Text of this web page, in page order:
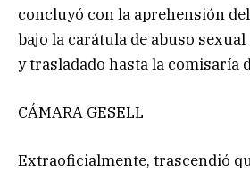
concluyó con la aprehensión
bajo la carátula de abuso
y trasladado hasta la comisaría
CÁMARA GESELL
Extraoficialmente, trascendió